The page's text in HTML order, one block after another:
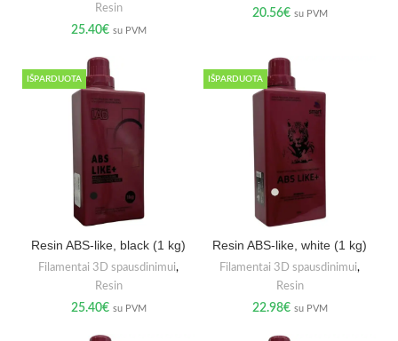
Resin
25.40€ su PVM
20.56€ su PVM
IŠPARDUOTA
Resin ABS-like, black (1 kg)
Filamentai 3D spausdinimui,
Resin
25.40€ su PVM
IŠPARDUOTA
Resin ABS-like, white (1 kg)
Filamentai 3D spausdinimui,
Resin
22.98€ su PVM